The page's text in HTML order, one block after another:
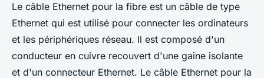
Le câble Ethernet pour la fibre est un câble de type
Ethernet qui est utilisé pour connecter les ordinateurs
et les périphériques réseau. Il est composé d'un
conducteur en cuivre recouvert d'une gaine isolante
et d'un connecteur Ethernet. Le câble Ethernet pour la